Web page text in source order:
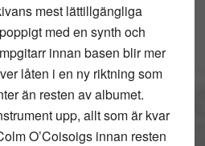
mest lättillgängliga
med en synth och
innan basen blir mer
låten i en ny riktning som
än resten av albumet.
upp, allt som är kvar
O’Coisoigs innan resten